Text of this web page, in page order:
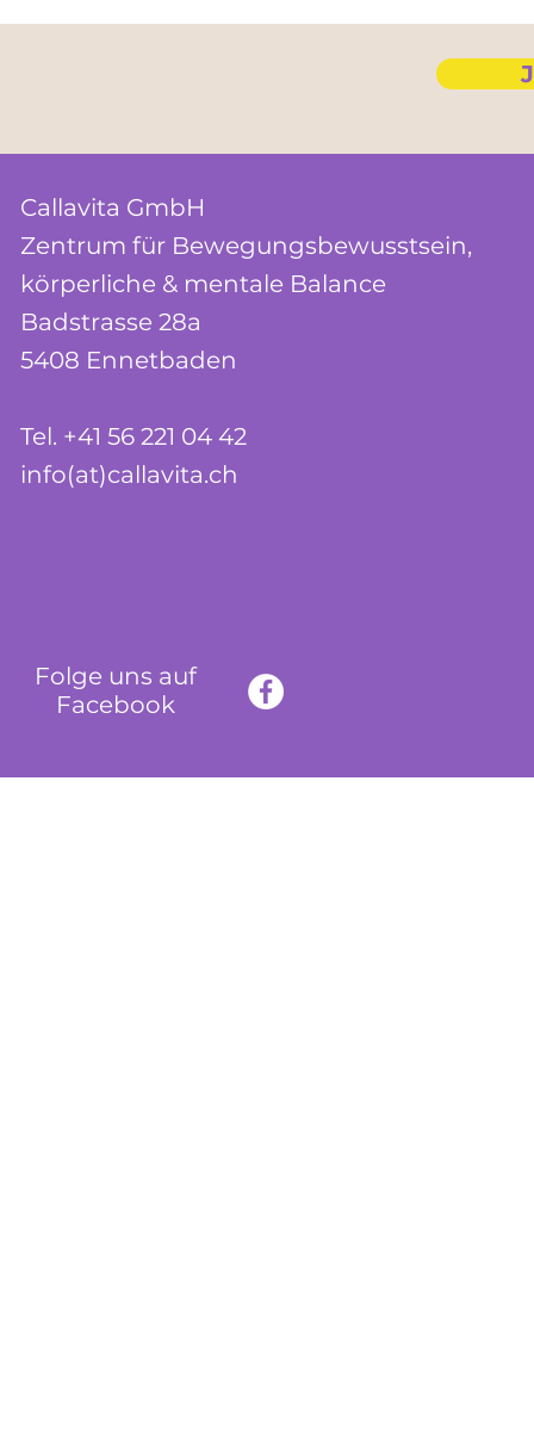
Callavita GmbH
Zentrum für Bewegungsbewusstsein,
körperliche & mentale Balance
Badstrasse 28a
5408 Ennetbaden
Tel. +41 56 221 04 42
info(at)callavita.ch
Folge uns auf
Facebook